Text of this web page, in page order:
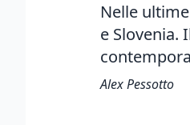
Nelle
e Slovenia.
Alex Pessotto